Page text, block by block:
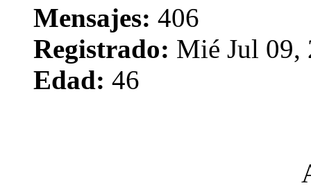
Mensajes: 406
Registrado: Mié Jul 09,
Edad: 46